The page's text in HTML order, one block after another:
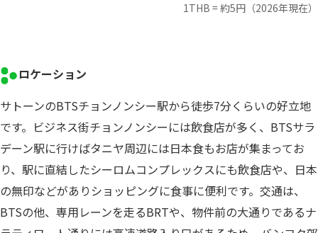
1THB = 約5円（2026年現在）
ロケーション
サトーンのBTSチョンノンシー駅から徒歩7分くらいの好立地
です。ビジネス街チョンノンシーには飲食店が多く、BTSサラ
デーン駅に行けばタニヤ周辺には日本食もお店が集まってお
り、駅に直結したシーロムコンプレックスにも飲食店や、日本
の無印などがありショッピングに食事に便利です。交通は、
BTSの他、専用レーンを走るBRTや、物件前の大通りであるナ